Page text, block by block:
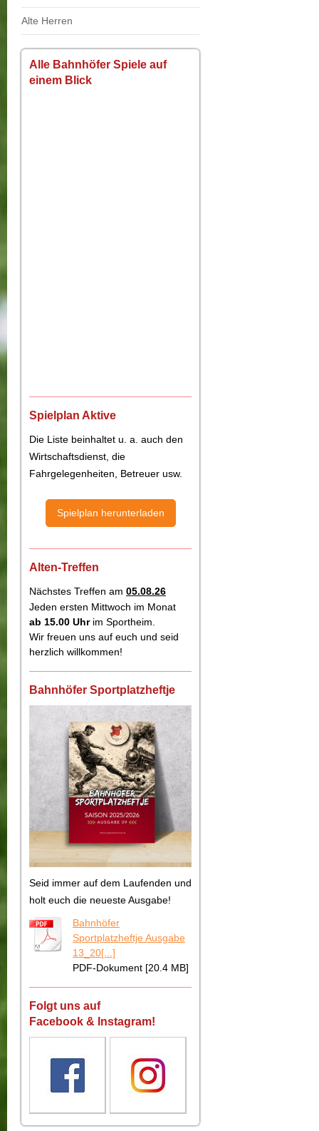
Alte Herren
Alle Bahnhöfer Spiele auf
einem Blick
Spielplan Aktive
Die Liste beinhaltet u. a. auch den
Wirtschaftsdienst, die
Fahrgelegenheiten, Betreuer usw.
Spielplan herunterladen
Alten-Treffen
Nächstes Treffen am 05.08.26
Jeden ersten Mittwoch im Monat
ab 15.00 Uhrim Sportheim.
Wir freuen uns auf euch und seid
herzlich willkommen!
Bahnhöfer Sportplatzheftje
Seid immer auf dem Laufenden und
holt euch die neueste Ausgabe!
Bahnhöfer
Sportplatzheftje Ausgabe
13_20[...]
PDF-Dokument [20.4 MB]
Folgt uns auf
Facebook & Instagram!